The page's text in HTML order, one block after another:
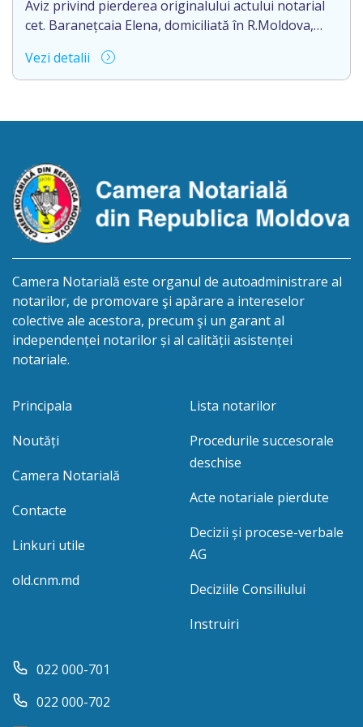
Aviz privind pierderea originalului actului notarial
cet. Baranețcaia Elena, domiciliată în R.Moldova,
pierderea originalului actului notarial: contract de
vînzare-cumpărare nr.9324 din 11.08.2017
Vezi detalii
Camera Notarială este organul de autoadministrare al
notarilor, de promovare şi apărare a intereselor
colective ale acestora, precum şi un garant al
independenței notarilor și al calității asistenței
notariale.
Principala
Noutăți
Camera Notarială
Contacte
Linkuri utile
old.cnm.md
Lista notarilor
Procedurile succesorale
deschise
Acte notariale pierdute
Decizii și procese-verbale
AG
Deciziile Consiliului
Instruiri
022 000-701
022 000-702